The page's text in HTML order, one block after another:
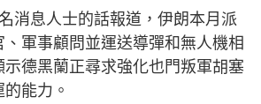
消息人士的話報道，伊朗本月派
軍事顧問並運送導彈和無人機相
示德黑蘭正尋求強化也門叛軍胡塞
能力。